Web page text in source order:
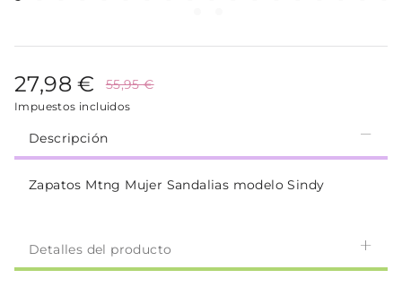
27,98 € 55,95 €
Impuestos incluidos
Descripción
Zapatos Mtng Mujer Sandalias modelo Sindy
Detalles del producto